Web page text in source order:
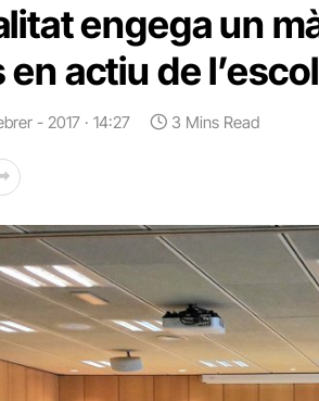
engega un
actiu de
- 2017 · 14:27 3 Mins Read